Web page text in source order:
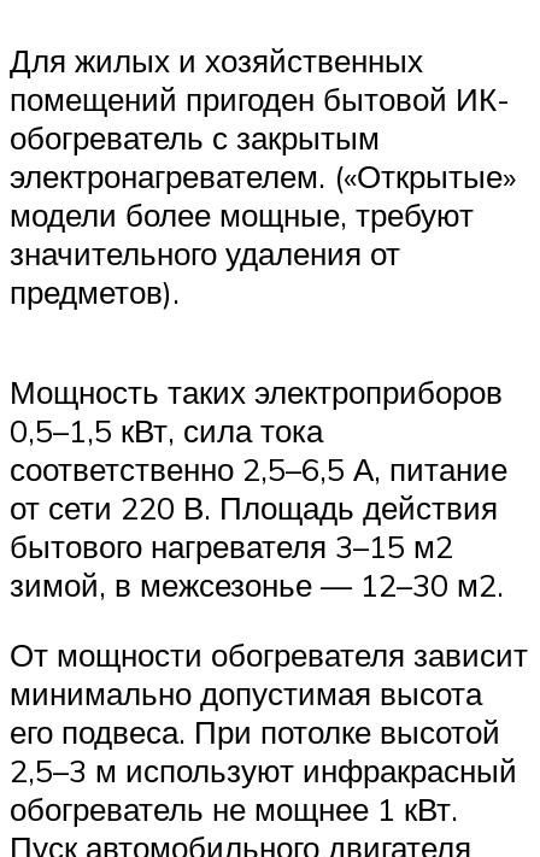
Для жилых и хозяйственных
помещений пригоден бытовой ИК-
обогреватель с закрытым
электронагревателем. («Открытые»
модели более мощные, требуют
значительного удаления от
предметов).
Мощность таких электроприборов
0,5–1,5 кВт, сила тока
соответственно 2,5–6,5 А, питание
от сети 220 В. Площадь действия
бытового нагревателя 3–15 м2
зимой, в межсезонье — 12–30 м2.
От мощности обогревателя зависит
минимально допустимая высота
его подвеса. При потолке высотой
2,5–3 м используют инфракрасный
обогреватель не мощнее 1 кВт.
Пуск автомобильного двигателя